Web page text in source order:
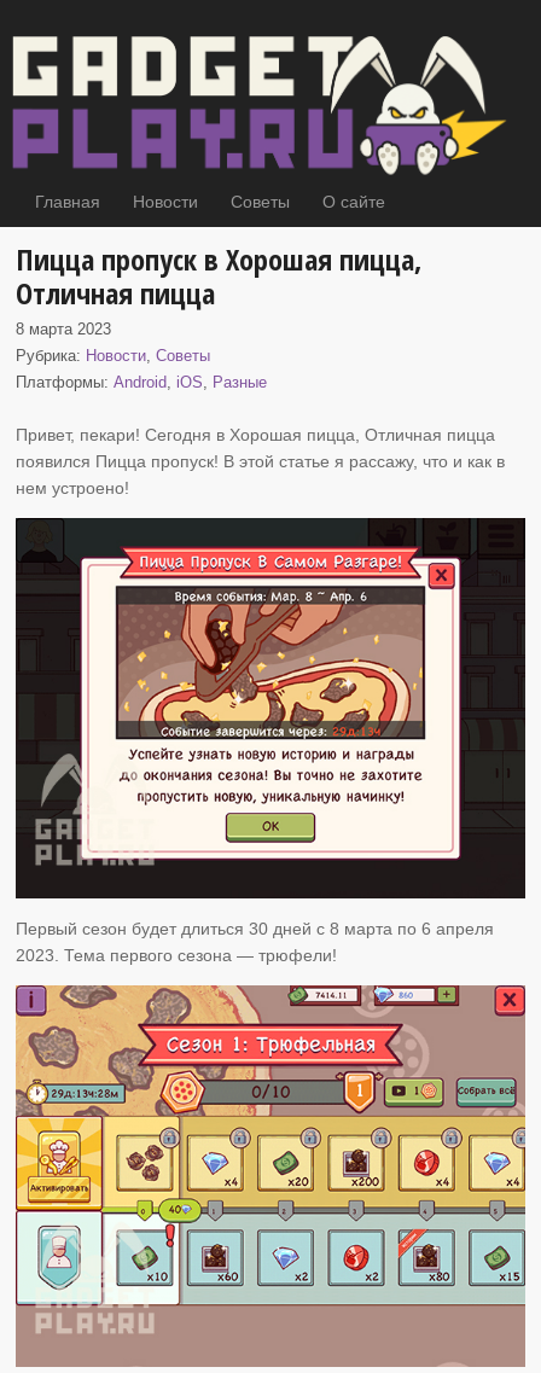
Главная Новости Советы О сайте
Пицца пропуск в Хорошая пицца,
Отличная пицца
8 марта 2023
Рубрика: Новости,Советы
Платформы:Android, iOS, Разные
Привет, пекари! Сегодня в Хорошая пицца, Отличная пицца
появился Пицца пропуск! В этой статье я рассажу, что и как в
нем устроено!
Первый сезон будет длиться 30 дней с 8 марта по 6 апреля
2023. Тема первого сезона — трюфели!